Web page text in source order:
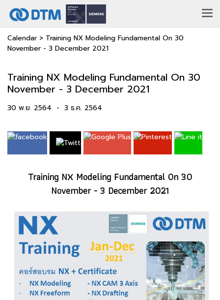
Calendar > Training NX Modeling Fundamental On 30
November - 3 December 2021
Training NX Modeling Fundamental On 30
November - 3 December 2021
30 พ.ย. 2564 - 3 ธ.ค. 2564
Training NX Modeling Fundamental On 30
November - 3 December 2021